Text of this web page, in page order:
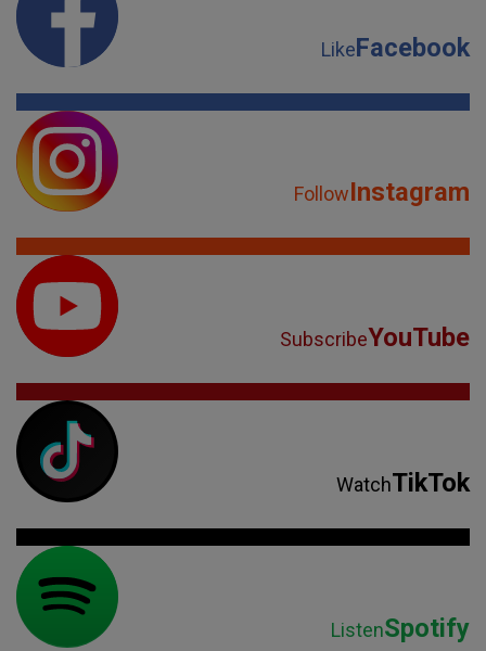
LikeFacebook
FollowInstagram
SubscribeYouTube
WatchTikTok
ListenSpotify